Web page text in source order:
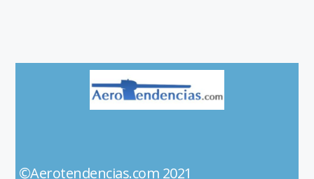
©Aerotendencias.com 2021